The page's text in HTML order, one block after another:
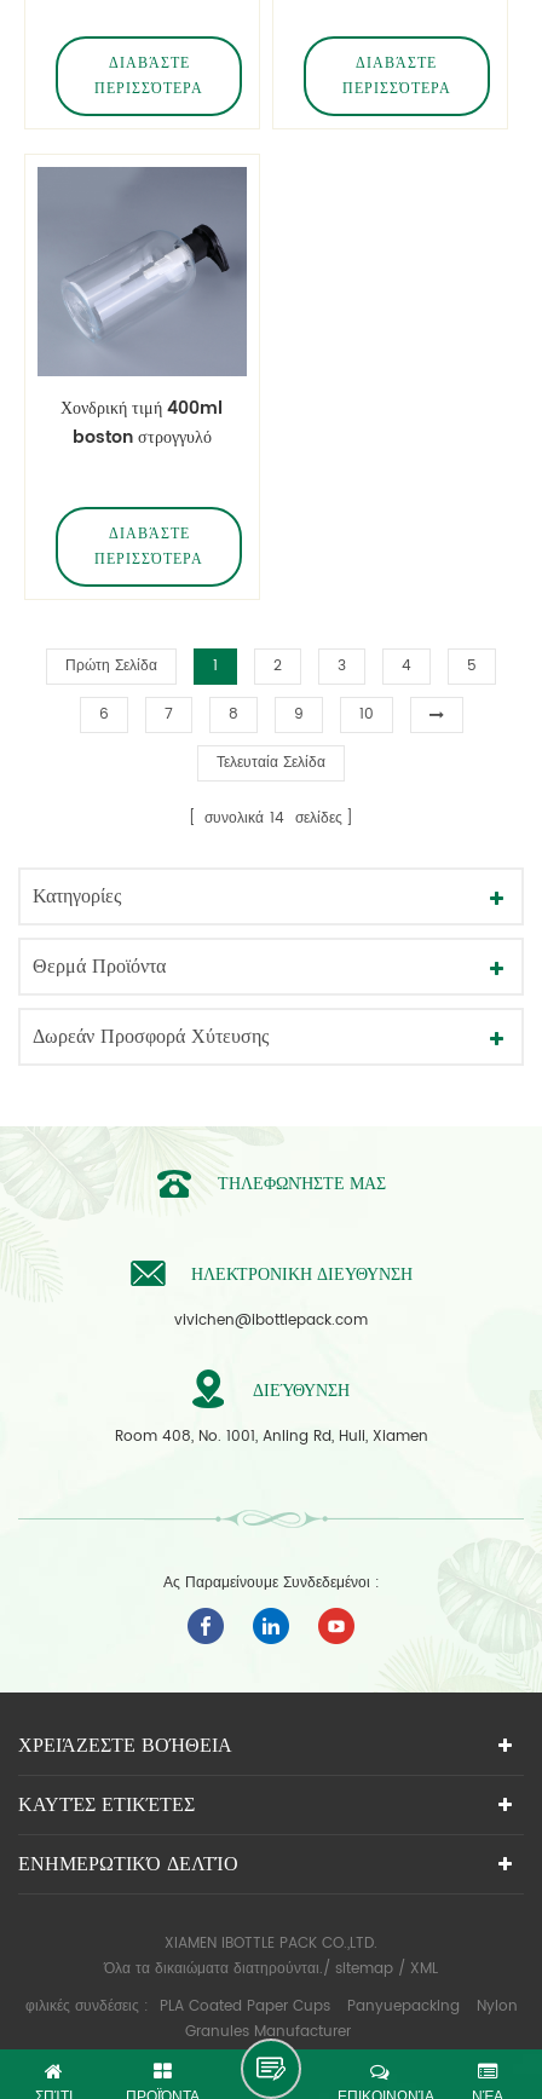
ΔΙΑΒΆΣΤΕ
ΠΕΡΙΣΣΌΤΕΡΑ
ΔΙΑΒΆΣΤΕ
ΠΕΡΙΣΣΌΤΕΡΑ
Χονδρική τιμή 400ml
boston στρογγυλό
ΔΙΑΒΆΣΤΕ
ΠΕΡΙΣΣΌΤΕΡΑ
Πρώτη Σελίδα 1 2 3 4 5
6 7 8 9 10
Τελευταία Σελίδα
συνολικά 14 σελίδες
Κατηγορίες
Θερμά Προϊόντα
Δωρεάν Προσφορά Χύτευσης
ΤΗΛΕΦΩΝΉΣΤΕ ΜΑΣ
ΗΛΕΚΤΡΟΝΙΚΗ ΔΙΕΥΘΥΝΣΗ
vivichen@ibottlepack.com
ΔΙΕΎΘΥΝΣΗ
Room 408, No. 1001, Anling Rd, Huli, Xiamen
Ας Παραμείνουμε Συνδεδεμένοι :
ΧΡΕΙΆΖΕΣΤΕ ΒΟΉΘΕΙΑ
ΚΑΥΤΈΣ ΕΤΙΚΈΤΕΣ
ΕΝΗΜΕΡΩΤΙΚΌ ΔΕΛΤΊΟ
XIAMEN IBOTTLE PACK CO.,LTD.
Όλα τα δικαιώματα διατηρούνται./ sitemap / XML
φιλικές συνδέσεις :
PLA Coated Paper Cups Panyuepacking
Nylon
Granules Manufacturer